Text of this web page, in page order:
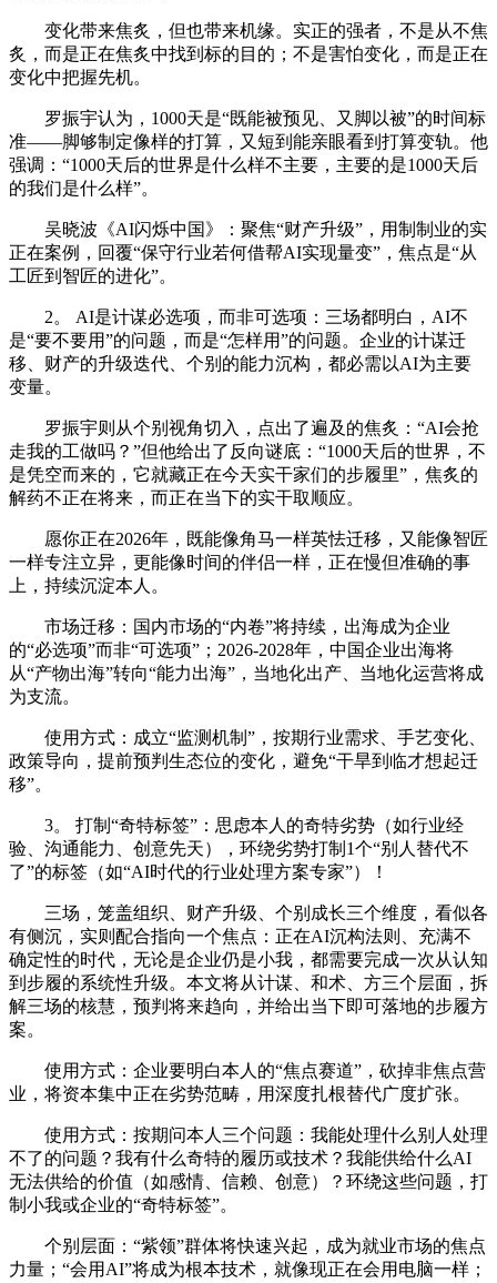
变化带来焦炙，但也带来机缘。实正的强者，不是从不焦
炙，而是正在焦炙中找到标的目的；不是害怕变化，而是正在
变化中把握先机。
罗振宇认为，1000天是“既能被预见、又脚以被”的时间标
准——脚够制定像样的打算，又短到能亲眼看到打算变轨。他
强调：“1000天后的世界是什么样不主要，主要的是1000天后
的我们是什么样”。
吴晓波《AI闪烁中国》：聚焦“财产升级”，用制制业的实
正在案例，回覆“保守行业若何借帮AI实现量变”，焦点是“从
工匠到智匠的进化”。
2。 AI是计谋必选项，而非可选项：三场都明白，AI不
是“要不要用”的问题，而是“怎样用”的问题。企业的计谋迁
移、财产的升级迭代、个别的能力沉构，都必需以AI为主要
变量。
罗振宇则从个别视角切入，点出了遍及的焦炙：“AI会抢
走我的工做吗？”但他给出了反向谜底：“1000天后的世界，不
是凭空而来的，它就藏正在今天实干家们的步履里”，焦炙的
解药不正在将来，而正在当下的实干取顺应。
愿你正在2026年，既能像角马一样英怯迁移，又能像智匠
一样专注立异，更能像时间的伴侣一样，正在慢但准确的事
上，持续沉淀本人。
市场迁移：国内市场的“内卷”将持续，出海成为企业
的“必选项”而非“可选项”；2026-2028年，中国企业出海将
从“产物出海”转向“能力出海”，当地化出产、当地化运营将成
为支流。
使用方式：成立“监测机制”，按期行业需求、手艺变化、
政策导向，提前预判生态位的变化，避免“干旱到临才想起迁
移”。
3。 打制“奇特标签”：思虑本人的奇特劣势（如行业经
验、沟通能力、创意先天），环绕劣势打制1个“别人替代不
了”的标签（如“AI时代的行业处理方案专家”）！
三场，笼盖组织、财产升级、个别成长三个维度，看似各
有侧沉，实则配合指向一个焦点：正在AI沉构法则、充满不
确定性的时代，无论是企业仍是小我，都需要完成一次从认知
到步履的系统性升级。本文将从计谋、和术、方三个层面，拆
解三场的核慧，预判将来趋向，并给出当下即可落地的步履方
案。
使用方式：企业要明白本人的“焦点赛道”，砍掉非焦点营
业，将资本集中正在劣势范畴，用深度扎根替代广度扩张。
使用方式：按期问本人三个问题：我能处理什么别人处理
不了的问题？我有什么奇特的履历或技术？我能供给什么AI
无法供给的价值（如感情、信赖、创意）？环绕这些问题，打
制小我或企业的“奇特标签”。
个别层面：“紫领”群体将快速兴起，成为就业市场的焦点
力量；“会用AI”将成为根本技术，就像现正在会用电脑一样；